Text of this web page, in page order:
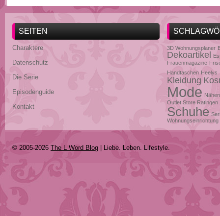
SEITEN
Charaktere
Datenschutz
Die Serie
Episodenguide
Kontakt
3D Wohnungsplaner
Dekoartikel
Frauenmagazine
Handtaschen Heelys
Kleidung
Mode Nähen
Outlet Store Ratingen
Schuhe
Wohnungseinrichtung
© 2005-2026 The L Word Blog | Liebe. Leben. Lifestyle.